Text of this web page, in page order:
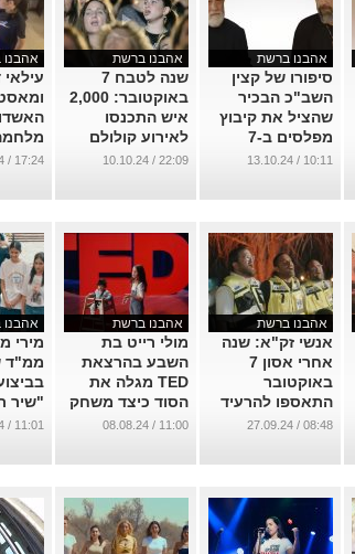
אהבנו ברשת
סיפורו של קצין
השב"כ הבכיר
שהציל את קיבוץ
מפלסים ב-7
באוקטובר: ראיון
יוסי טהר הי"ד
10:11 / 13.10.24
אהבנו ברשת
שנה לטבח 7
באוקטובר: 2,000
איש התכנסו
לאירוע קולולם
"להתחיל
...
22:09 / 10.10.24
עילאי
את
17:24 / 09.10.24
אהבנו ברשת
אנשי זק"א: שנה
אחרי אסון 7
באוקטובר
התאספו להרעיד
את הלבבות
ומרגש
08:48 / 27.09.24
אהבנו ברשת
מולי רייט בת
השבע בהרצאת
TED מגלה את
הסוד כיצד משחק
יכול להשפיע על
...
11:00 / 08.08.24
מירי
ממ"ד
"שיר
11:01 / 11.07.24